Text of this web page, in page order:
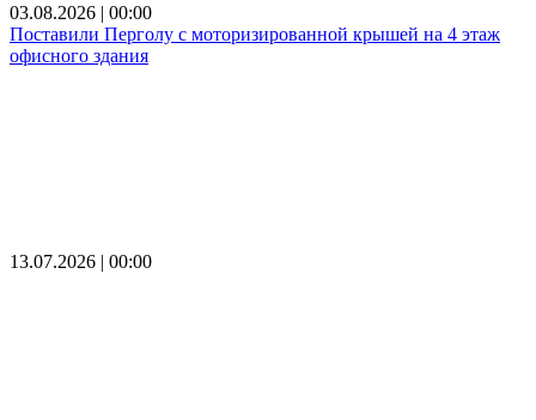
03.08.2026 | 00:00
Поставили Перголу с моторизированной крышей на 4 этаж
офисного здания
13.07.2026 | 00:00